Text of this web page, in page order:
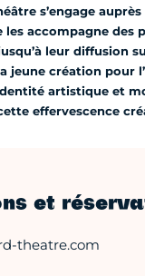
s’engage auprès
les accompagne des
leur diffusion
jeune création pour
artistique et
effervescence
et
theatre.com